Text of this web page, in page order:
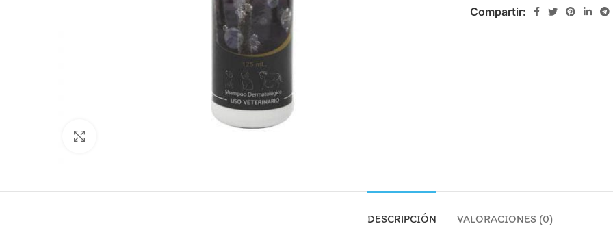
Compartir:
DESCRIPCIÓN VALORACIONES (0)